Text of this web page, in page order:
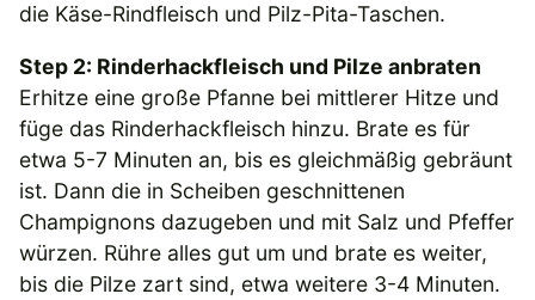
die Käse-Rindfleisch und Pilz-Pita-Taschen.
Step 2: Rinderhackfleisch und Pilze anbraten
Erhitze eine große Pfanne bei mittlerer Hitze und
füge das Rinderhackfleisch hinzu. Brate es für
etwa 5-7 Minuten an, bis es gleichmäßig gebräunt
ist. Dann die in Scheiben geschnittenen
Champignons dazugeben und mit Salz und Pfeffer
würzen. Rühre alles gut um und brate es weiter,
bis die Pilze zart sind, etwa weitere 3-4 Minuten.